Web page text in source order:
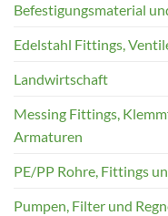
Befestigungsmaterial
Edelstahl Fittings,
Landwirtschaft
Messing Fittings,
Armaturen
PE/PP Rohre, Fittings
Pumpen, Filter und